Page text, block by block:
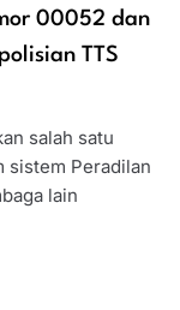
00052 dan
TTS
salah satu
sistem Peradilan
lain